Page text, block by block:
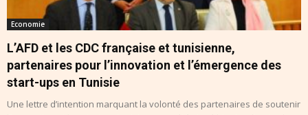
Economie
L’AFD et les CDC française et tunisienne,
partenaires pour l’innovation et l’émergence des
start-ups en Tunisie
Une lettre d’intention marquant la volonté des partenaires de soutenir